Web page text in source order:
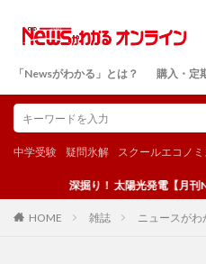
「Newsがわかる」とは？ 購入・定
中学受験 疑問氷解 スクールエコノ
深掘り！ 太陽光発電【月刊News
HOME 雑誌 ニュースが
検